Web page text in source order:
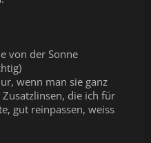
von der Sonne
wenn man sie ganz
die ich für
gut reinpassen, weiss